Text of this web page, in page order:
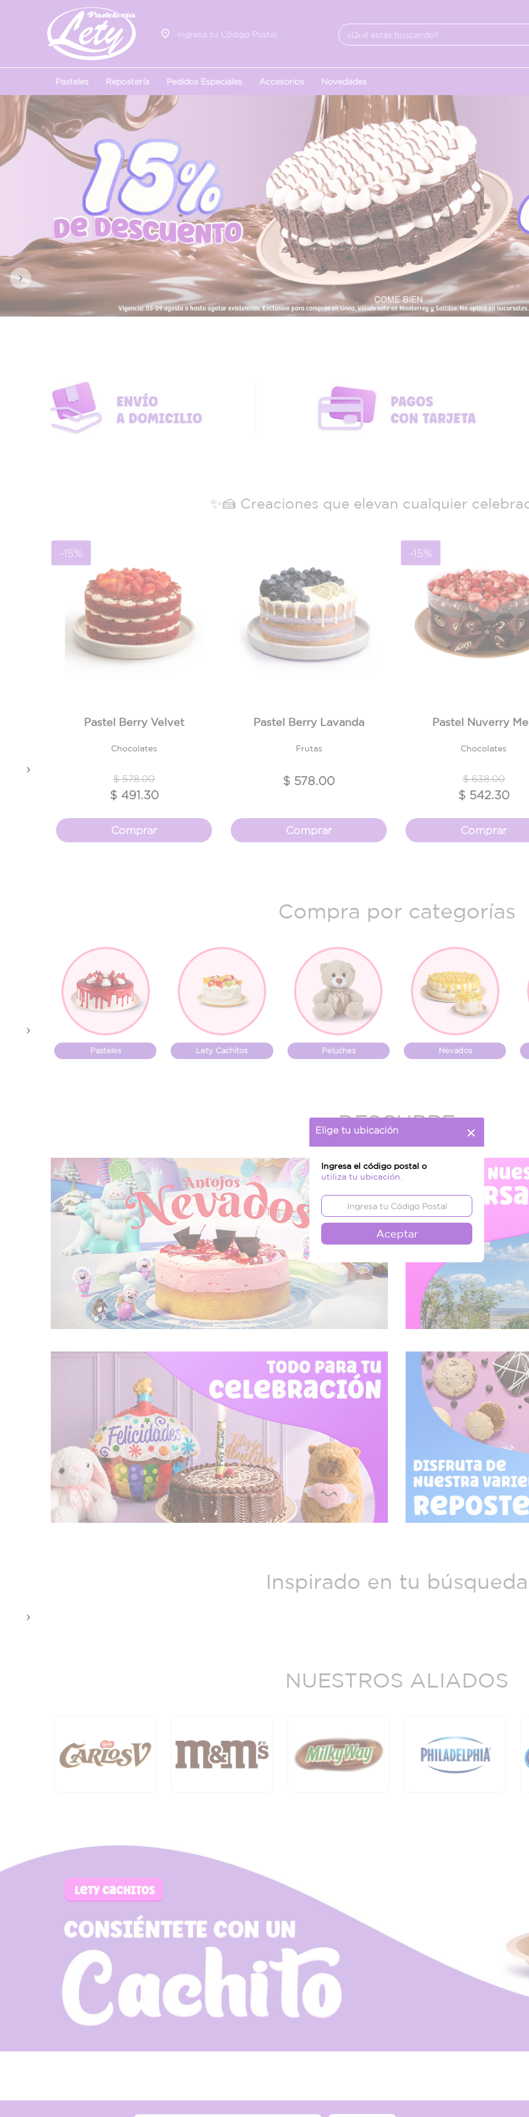
Ingresa tu Código Postal
Elige tu ubicación
Ingresa el código postal o
utiliza tu ubicación.
Aceptar
Pasteles Repostería Pedidos Especiales Accesorios Novedades
Previous
✨🍰 Creaciones que elevan cualquier
-15%
Pastel Berry Velvet
Chocolates
Precio reducido de
$ 578.00a
$ 491.30
Comprar
Pastel Berry Lavanda
Frutas
$ 578.00
Comprar
-15%
Pastel Nuverry
Chocolates
Precio
$ 638.00a
$ 542.30
Comprar
Compra por categorías
Pasteles Lety Cachitos Peluches Nevados
DESCUBRE
Inspirado en tu búsqueda
NUESTROS ALIADOS